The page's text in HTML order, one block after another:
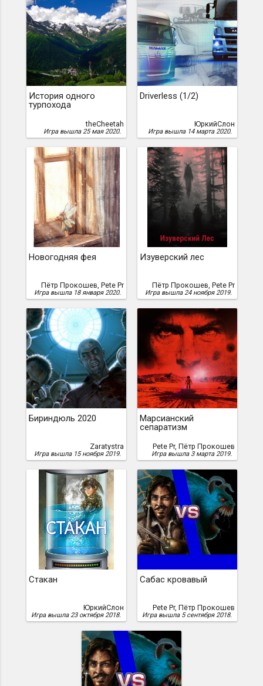
История одного
турпохода
theCheetah
Игра вышла 25 мая 2020.
Driverless (1/2)
ЮркийСлон
Игра вышла 14 марта 2020.
Новогодняя фея
Пётр Прокошев, Pete Pr
Игра вышла 18 января 2020.
Изуверский лес
Пётр Прокошев, Pete Pr
Игра вышла 24 ноября 2019.
Бириндюль 2020
Zaratystra
Игра вышла 15 ноября 2019.
Марсианский
сепаратизм
Pete Pr, Пётр Прокошев
Игра вышла 3 марта 2019.
Стакан
ЮркийСлон
Игра вышла 23 октября 2018.
Сабас кровавый
Pete Pr, Пётр Прокошев
Игра вышла 5 сентября 2018.